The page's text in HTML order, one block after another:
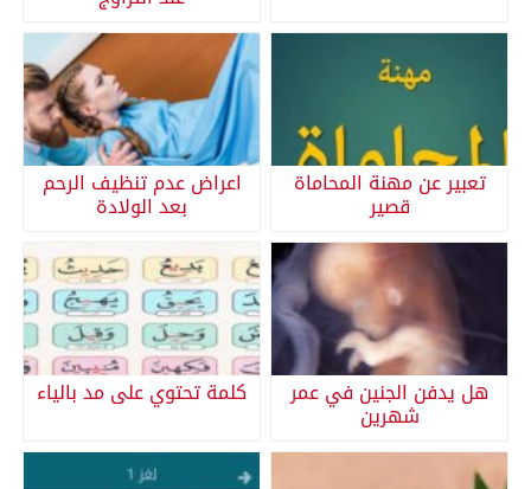
تعبير عن مهنة المحاماة
قصير
اعراض عدم تنظيف الرحم
بعد الولادة
هل يدفن الجنين في عمر
شهرين
كلمة تحتوي على مد بالياء